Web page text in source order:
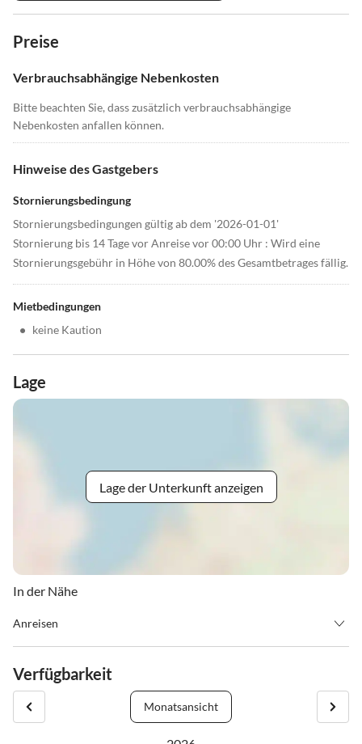
Preise
Verbrauchsabhängige Nebenkosten
Bitte beachten Sie, dass zusätzlich verbrauchsabhängige
Nebenkosten anfallen können.
Hinweise des Gastgebers
Stornierungsbedingung
Stornierungsbedingungen gültig ab dem '2026-01-01'
Stornierung bis 14 Tage vor Anreise vor 00:00 Uhr : Wird eine
Stornierungsgebühr in Höhe von 80.00% des Gesamtbetrages fällig.
Mietbedingungen
• keine Kaution
Lage
Lage der Unterkunft anzeigen
In der Nähe
Anreisen
CheckOut ab:08:00bis:10:00 nach vorheriger Absprache
Verfügbarkeit
Monatsansicht